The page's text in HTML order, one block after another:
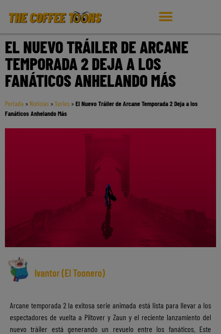
EL NUEVO TRÁILER DE ARCANE
TEMPORADA 2 DEJA A LOS
FANÁTICOS ANHELANDO MÁS
Portada » Noticias »Series »El Nuevo Tráiler de Arcane Temporada 2 Deja a los
Fanáticos Anhelando Más
Ivantor (El Toonero)
Arcane temporada 2 la exitosa serie animada está lista para llevar a los
espectadores de vuelta a Piltover y Zaun y el reciente lanzamiento del
nuevo tráiler está generando un revuelo entre los fanáticos. Este